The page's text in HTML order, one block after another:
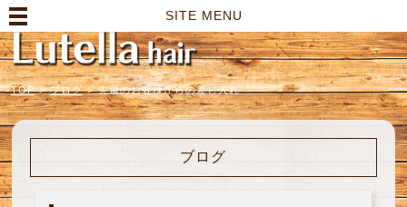
SITE MENU
TOP > ブログ > 先週のお客様からの差し入れ
ブログ